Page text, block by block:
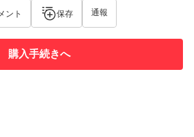
ント 保存 通報
購入手続きへ